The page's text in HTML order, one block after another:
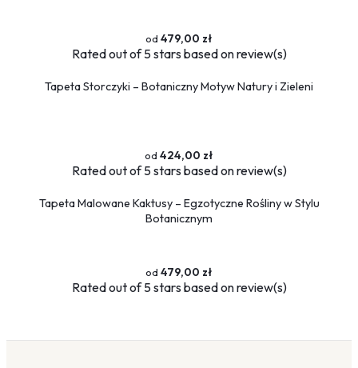
479,00 zł
Ratedout of 5 stars based onreview(s)
Tapeta Storczyki – Botaniczny Motyw Natury i Zieleni
424,00 zł
Ratedout of 5 stars based onreview(s)
Tapeta Malowane Kaktusy – Egzotyczne Rośliny w Stylu
Botanicznym
479,00 zł
Ratedout of 5 stars based onreview(s)